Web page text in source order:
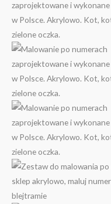
Zielone
oczka